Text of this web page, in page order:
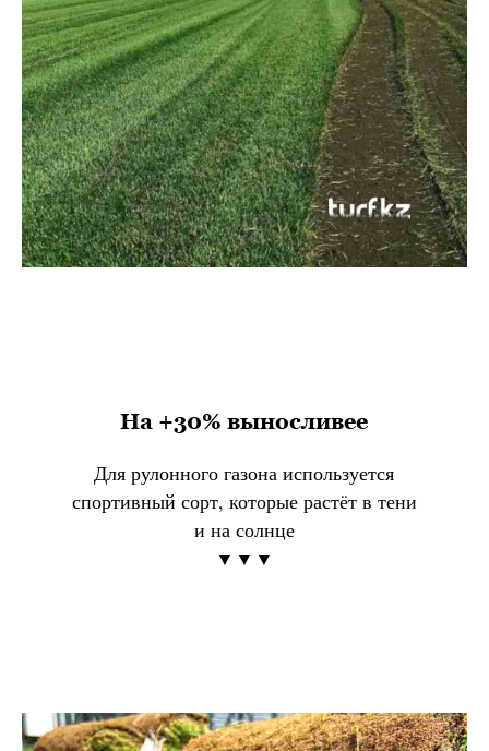
На +30% выносливее
Для рулонного газона используется
спортивный сорт, которые растёт в тени
и на солнце
▼▼▼